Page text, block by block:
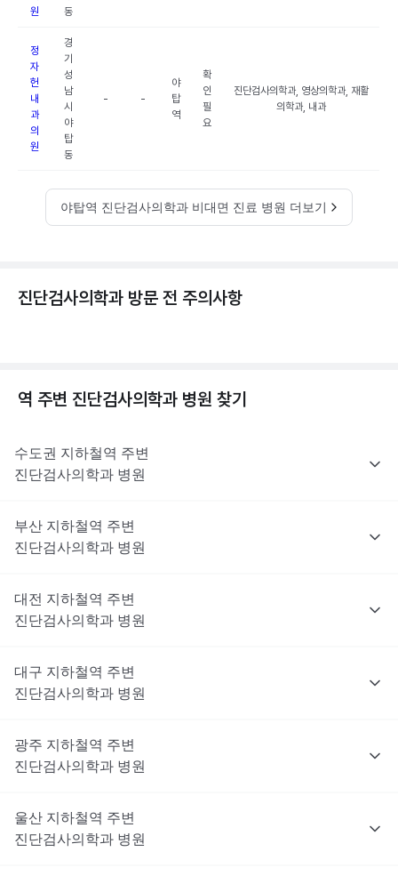
원
동
정
자
헌
내
과
의
원
경
기
성
남
시
야
탑
동
- -
야
탑
역
확
인
필
요
진단검사의학과, 영상의학과, 재활
의학과, 내과
야탑역 진단검사의학과 비대면 진료 병원 더보기
진단검사의학과 방문 전 주의사항
역 주변 진단검사의학과 병원 찾기
수도권 지하철역 주변
진단검사의학과 병원
부산 지하철역 주변
진단검사의학과 병원
대전 지하철역 주변
진단검사의학과 병원
대구 지하철역 주변
진단검사의학과 병원
광주 지하철역 주변
진단검사의학과 병원
울산 지하철역 주변
진단검사의학과 병원